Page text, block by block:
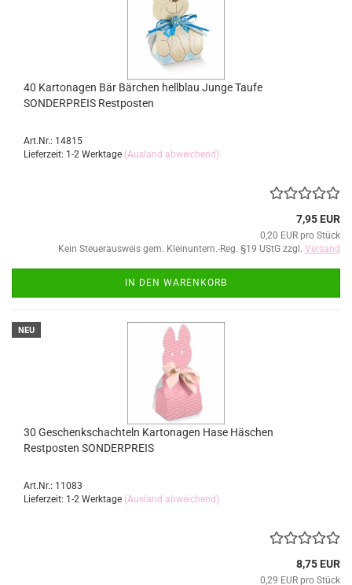
40 Kartonagen Bär Bärchen hellblau Junge Taufe
SONDERPREIS Restposten
Art.Nr.: 14815
Lieferzeit: 1-2 Werktage (Ausland abweichend)
7,95 EUR
0,20 EUR pro Stück
Kein Steuerausweis gem. Kleinuntern.-Reg. §19 UStG zzgl. Versand
IN DEN WARENKORB
NEU
30 Geschenkschachteln Kartonagen Hase Häschen
Restposten SONDERPREIS
Art.Nr.: 11083
Lieferzeit: 1-2 Werktage (Ausland abweichend)
8,75 EUR
0,29 EUR pro Stück